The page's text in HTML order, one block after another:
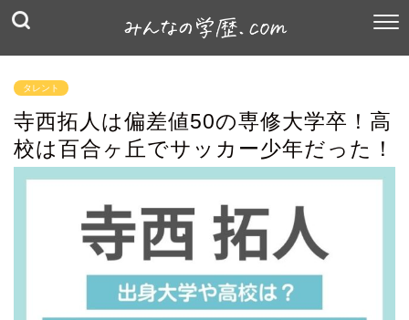
タレント
寺西拓人は偏差値50の専修大学卒！高
校は百合ヶ丘でサッカー少年だった！